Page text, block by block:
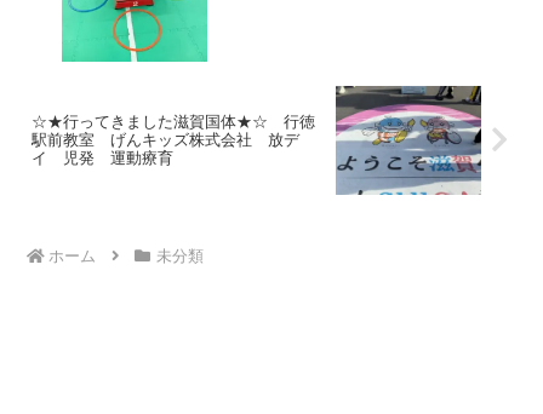
☆★行ってきました滋賀国体★☆ 行徳
駅前教室 げんキッズ株式会社 放デ
イ 児発 運動療育
ホーム 未分類